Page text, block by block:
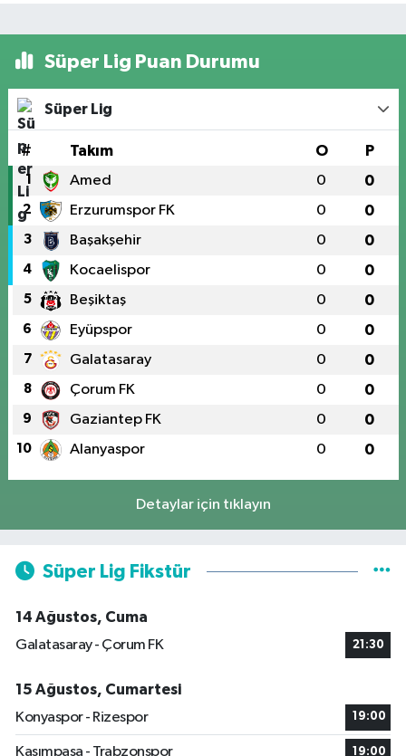
Süper Lig Puan Durumu
Süper Lig
# Takım O P
1 Amed 0 0
2 Erzurumspor FK 0 0
3 Başakşehir 0 0
4 Kocaelispor 0 0
5 Beşiktaş 0 0
6 Eyüpspor 0 0
7 Galatasaray 0 0
8 Çorum FK 0 0
9 Gaziantep FK 0 0
10 Alanyaspor 0 0
Detaylar için tıklayın
Süper Lig Fikstür
14 Ağustos, Cuma
Galatasaray - Çorum FK
21:30
15 Ağustos, Cumartesi
Konyaspor - Rizespor
19:00
Kasımpaşa - Trabzonspor 19:00